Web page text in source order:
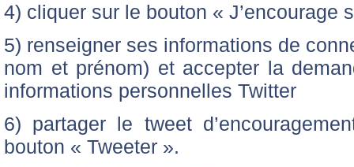
4) cliquer sur le bouton « J’encourage
5) renseigner ses informations de
nom et prénom) et accepter la
informations personnelles Twitter
6) partager le tweet
bouton « Tweeter ».